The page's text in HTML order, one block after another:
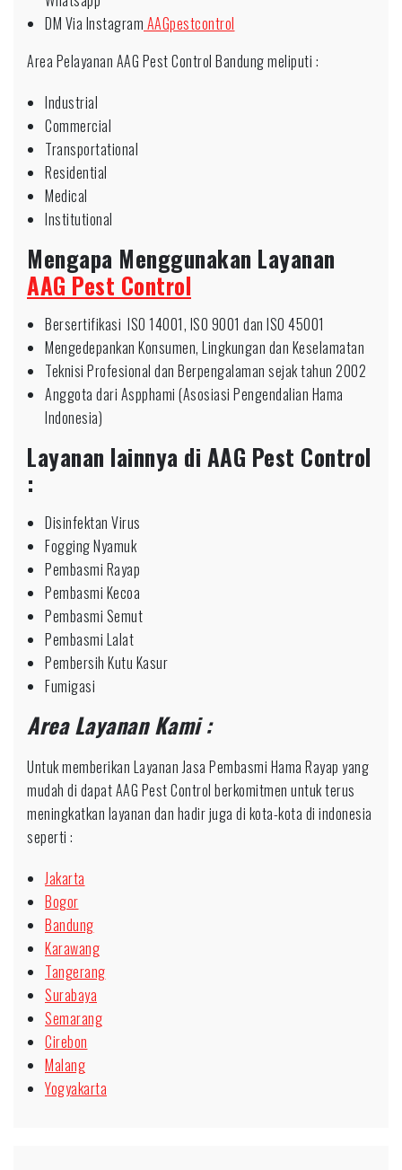
DM Via Instagram AAGpestcontrol
Area Pelayanan AAG Pest Control Bandung meliputi :
Industrial
Commercial
Transportational
Residential
Medical
Institutional
Mengapa Menggunakan Layanan
AAG Pest Control
Bersertifikasi ISO 14001, ISO 9001 dan ISO 45001
Mengedepankan Konsumen, Lingkungan dan Keselamatan
Teknisi Profesional dan Berpengalaman sejak tahun 2002
Anggota dari Aspphami (Asosiasi Pengendalian Hama
Indonesia)
Layanan lainnya di AAG Pest Control
:
Disinfektan Virus
Fogging Nyamuk
Pembasmi Rayap
Pembasmi Kecoa
Pembasmi Semut
Pembasmi Lalat
Pembersih Kutu Kasur
Fumigasi
Area Layanan Kami :
Untuk memberikan Layanan Jasa Pembasmi Hama Rayap yang
mudah di dapat AAG Pest Control berkomitmen untuk terus
meningkatkan layanan dan hadir juga di kota-kota di indonesia
seperti :
Jakarta
Bogor
Bandung
Karawang
Tangerang
Surabaya
Semarang
Cirebon
Malang
Yogyakarta